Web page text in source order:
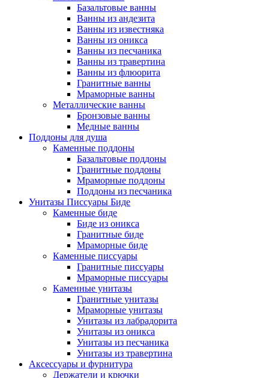
Базальтовые ванны
Ванны из андезита
Ванны из известняка
Ванны из оникса
Ванны из песчаника
Ванны из травертина
Ванны из флюорита
Гранитные ванны
Мраморные ванны
Металлические ванны
Бронзовые ванны
Медные ванны
Поддоны для душа
Каменные поддоны
Базальтовые поддоны
Гранитные поддоны
Мраморные поддоны
Поддоны из песчаника
Унитазы Писсуары Биде
Каменные биде
Биде из оникса
Гранитные биде
Мраморные биде
Каменные писсуары
Гранитные писсуары
Мраморные писсуары
Каменные унитазы
Гранитные унитазы
Мраморные унитазы
Унитазы из лабрадорита
Унитазы из оникса
Унитазы из песчаника
Унитазы из травертина
Аксессуары и фурнитура
Держатели и крючки